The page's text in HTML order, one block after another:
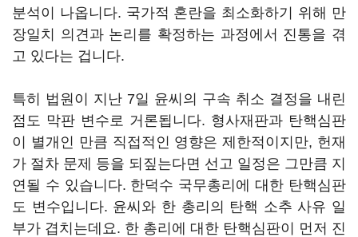
분석이 나옵니다. 국가적 혼란을 최소화하기 위해 만
장일치 의견과 논리를 확정하는 과정에서 진통을 겪
고 있다는 겁니다.
특히 법원이 지난 7일 윤씨의 구속 취소 결정을 내린
점도 막판 변수로 거론됩니다. 형사재판과 탄핵심판
이 별개인 만큼 직접적인 영향은 제한적이지만, 헌재
가 절차 문제 등을 되짚는다면 선고 일정은 그만큼 지
연될 수 있습니다. 한덕수 국무총리에 대한 탄핵심판
도 변수입니다. 윤씨와 한 총리의 탄핵 소추 사유 일
부가 겹치는데요. 한 총리에 대한 탄핵심판이 먼저 진